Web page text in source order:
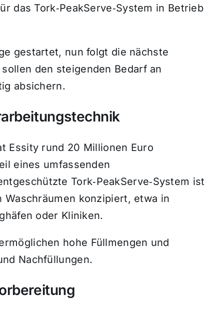
das Tork‑PeakServe‑System in Betrieb
gestartet, nun folgt die nächste
den steigenden Bedarf an
absichern.
Essity rund 20 Millionen Euro
eines umfassenden
Tork‑PeakServe‑System ist
konzipiert, etwa in
oder Kliniken.
hohe Füllmengen und
Nachfüllungen.